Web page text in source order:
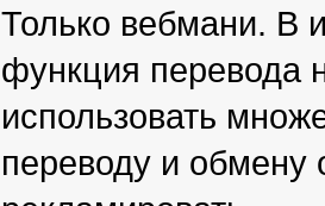
Только вебмани. В
функция перевода
использовать
переводу и обмену